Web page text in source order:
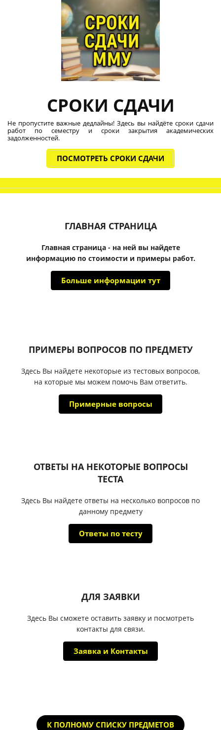
СРОКИ СДАЧИ
Не пропустите важные дедлайны! Здесь вы найдёте сроки сдачи
работ по семестру и сроки закрытия академических
задолженностей.
ПОСМОТРЕТЬ СРОКИ СДАЧИ
ГЛАВНАЯ СТРАНИЦА
Главная страница - на ней вы найдете
информацию по стоимости и примеры работ.
Больше информации тут
ПРИМЕРЫ ВОПРОСОВ ПО ПРЕДМЕТУ
Здесь Вы найдете некоторые из тестовых вопросов,
на которые мы можем помочь Вам ответить.
Примерные вопросы
ОТВЕТЫ НА НЕКОТОРЫЕ ВОПРОСЫ
ТЕСТА
Здесь Вы найдете ответы на несколько вопросов по
данному предмету
Ответы по тесту
ДЛЯ ЗАЯВКИ
Здесь Вы сможете оставить заявку и посмотреть
контакты для связи.
Заявка и Контакты
К ПОЛНОМУ СПИСКУ ПРЕДМЕТОВ